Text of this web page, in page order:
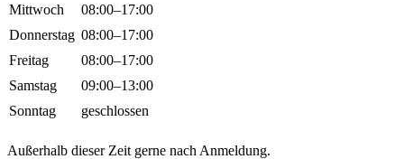
Mittwoch
08:00–17:00
Donnerstag 08:00–17:00
Freitag
08:00–17:00
Samstag
09:00–13:00
Sonntag
geschlossen
Außerhalb dieser Zeit gerne nach Anmeldung.